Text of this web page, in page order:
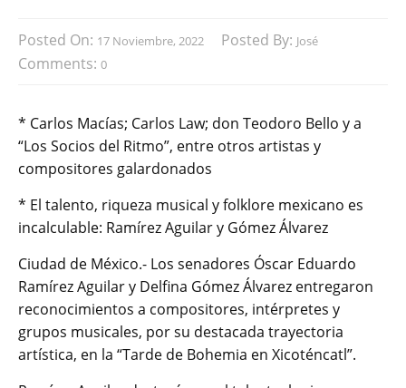
Posted On: 17 Noviembre, 2022 Posted By: José
Comments: 0
* Carlos Macías; Carlos Law; don Teodoro Bello y a
“Los Socios del Ritmo”, entre otros artistas y
compositores galardonados
* El talento, riqueza musical y folklore mexicano es
incalculable: Ramírez Aguilar y Gómez Álvarez
Ciudad de México.- Los senadores Óscar Eduardo
Ramírez Aguilar y Delfina Gómez Álvarez entregaron
reconocimientos a compositores, intérpretes y
grupos musicales, por su destacada trayectoria
artística, en la “Tarde de Bohemia en Xicoténcatl”.